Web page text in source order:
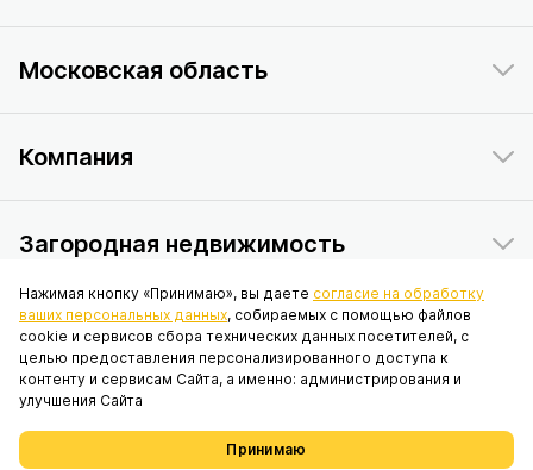
Московская область
Компания
Загородная недвижимость
Данный интернет-сайт носит исключительно информационный
характер и ни при каких условиях не является публичной офертой,
определяемой положениями статьи 437 Гражданского кодекса
Российской Федерации. © 2026 ПАО «ИНГРАД», адрес: 119017, г.
6/1/2, стр. 1, помещ. 2/6.
Нажимая кнопку «Принимаю», вы даете согласие на обработку
ваших персональных данных, собираемых с помощью файлов
cookie и сервисов сбора технических данных посетителей, с
целью предоставления персонализированного доступа к
контенту и сервисам Сайта, а именно: администрирования и
улучшения Сайта
Принимаю